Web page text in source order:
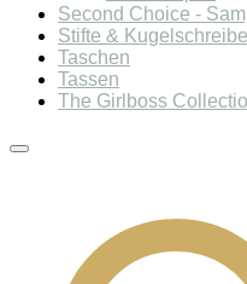
Second Choice -
Stifte &
Taschen
Tassen
The Girlboss